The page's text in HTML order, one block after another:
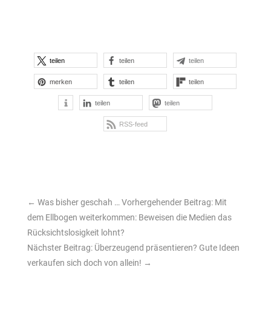
teilen teilen teilen
merken teilen teilen
teilen teilen
RSS-feed
← Was bisher geschah … Vorhergehender Beitrag: Mit
dem Ellbogen weiterkommen: Beweisen die Medien das
Rücksichtslosigkeit lohnt?
Nächster Beitrag: Überzeugend präsentieren? Gute Ideen
verkaufen sich doch von allein! →